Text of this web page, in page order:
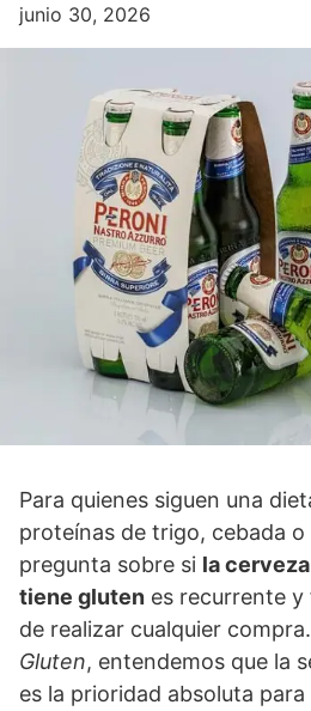
junio 30, 2026
Para quienes siguen una
proteínas de trigo, cebada o
pregunta sobre si la
tiene gluten es recurrente
de realizar cualquier
Gluten, entendemos que la
es la prioridad absoluta